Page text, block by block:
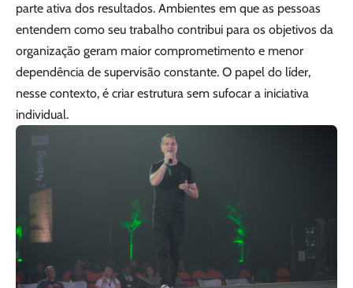
parte ativa dos resultados. Ambientes em que as pessoas
entendem como seu trabalho contribui para os objetivos da
organização geram maior comprometimento e menor
dependência de supervisão constante. O papel do líder,
nesse contexto, é criar estrutura sem sufocar a iniciativa
individual.